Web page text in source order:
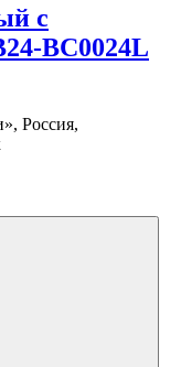
с
BC0024L
Россия,